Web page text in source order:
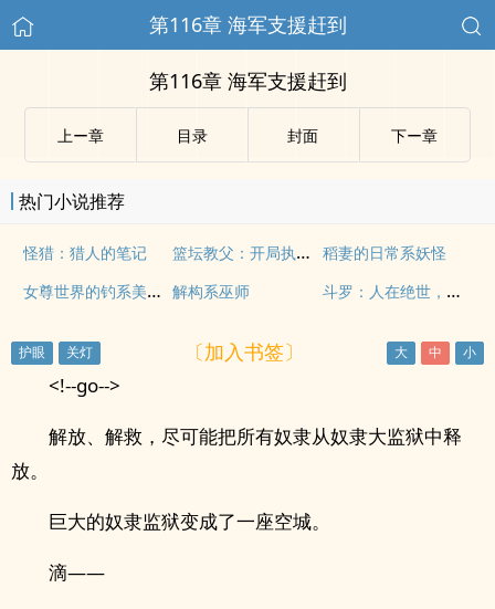
第116章 海军支援赶到
第116章 海军支援赶到
上ー章 目录 封面 下ー章
热门小说推荐
怪猎：猎人的笔记 篮坛教父：开局执教大姚夺冠 稻妻的日常系妖怪
女尊世界的钓系美少年 解构系巫师 斗罗：人在绝世，赝品神灵
〔加入书签〕
<!--go-->
解放、解救，尽可能把所有奴隶从奴隶大监狱中释
放。
巨大的奴隶监狱变成了一座空城。
滴——